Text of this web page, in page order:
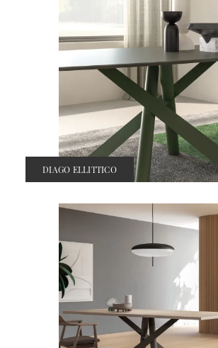
DIAGO ELLITTICO